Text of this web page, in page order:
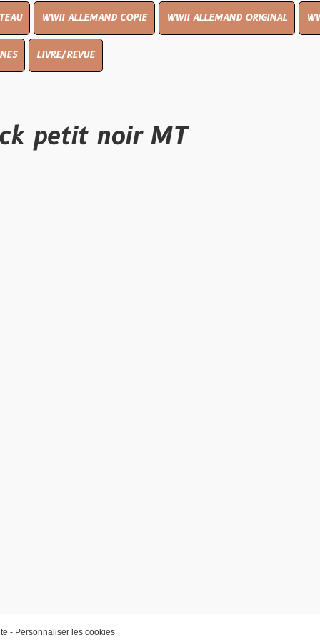
ALLEMAND COPIE WWII ALLEMAND ORIGINAL WWII UK
noir MT
les cookies